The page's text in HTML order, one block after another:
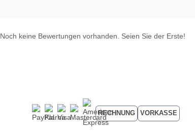
Noch keine Bewertungen vorhanden. Seien Sie der Erste!
RECHNUNG VORKASSE